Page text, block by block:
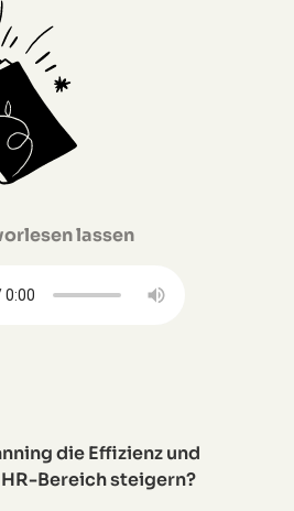
lassen
die Effizienz und
Bereich steigern?